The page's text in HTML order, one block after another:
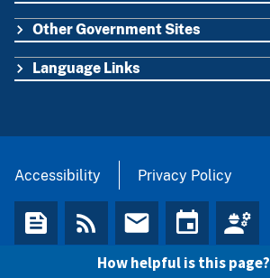
Other Government Sites
Language Links
Accessibility Privacy Policy
How helpful is this page?